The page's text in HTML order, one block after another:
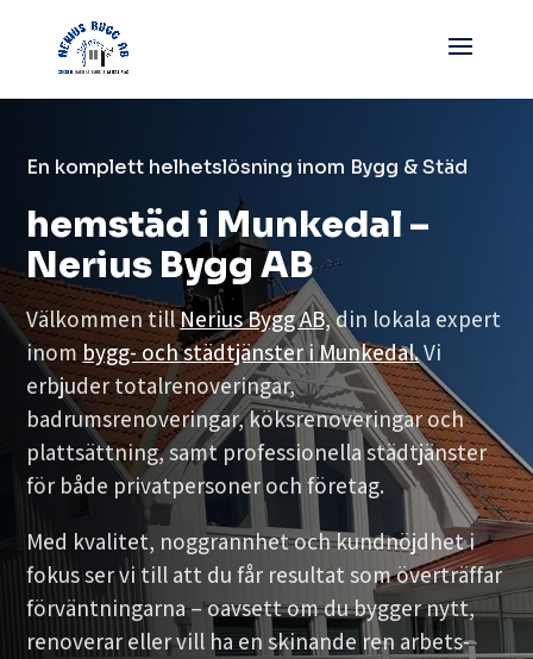
En komplett helhetslösning inom Bygg & Städ
hemstäd i Munkedal –
Nerius Bygg AB
Välkommen tillNerius Bygg AB,din lokala expert
inombygg- och städtjänster i Munkedal.Vi
erbjuder totalrenoveringar,
badrumsrenoveringar, köksrenoveringar och
plattsättning, samt professionella städtjänster
för både privatpersoner och företag.
Med kvalitet, noggrannhet och kundnöjdhet i
fokus ser vi till att du får resultat som överträffar
förväntningarna – oavsett om du bygger nytt,
renoverar eller vill ha en skinande ren arbets-